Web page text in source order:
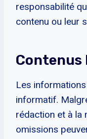
responsabilité
contenu ou leur
Les
informatif.
rédaction et à la
omissions